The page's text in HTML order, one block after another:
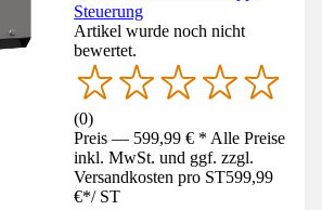
Steuerung
Artikel wurde noch nicht
bewertet.
(0)
Preis — 599,99 € * Alle Preise
inkl. MwSt. und ggf. zzgl.
Versandkosten pro ST599,99
€*/ ST